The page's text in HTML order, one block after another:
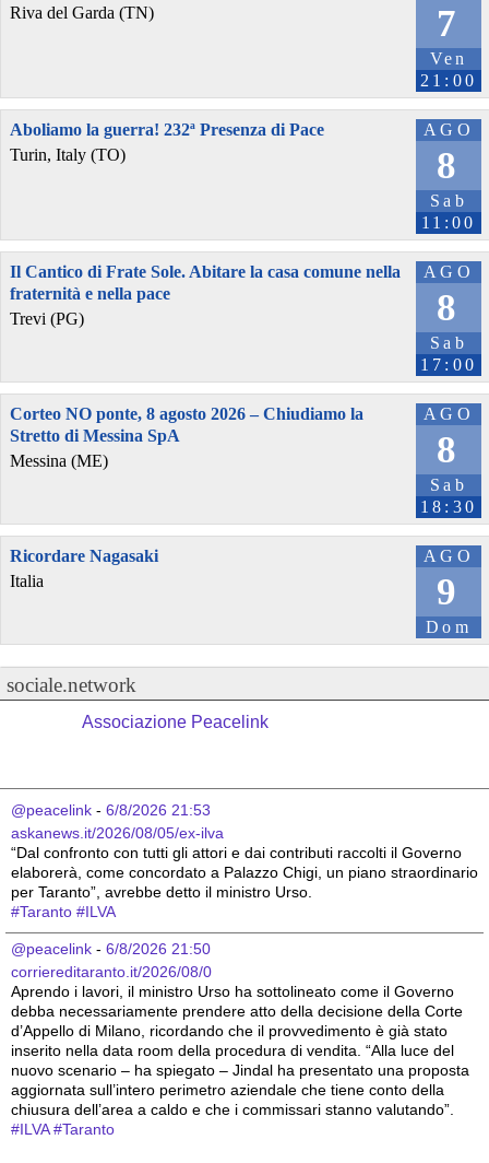
7
Ven
21:00
Riva del Garda (TN)
AGO
8
Sab
11:00
Aboliamo la guerra! 232ª Presenza di Pace
Turin, Italy (TO)
AGO
8
Sab
17:00
Il Cantico di Frate Sole. Abitare la casa comune nella
fraternità e nella pace
Trevi (PG)
AGO
8
Sab
18:30
Corteo NO ponte, 8 agosto 2026 – Chiudiamo la
Stretto di Messina SpA
Messina (ME)
AGO
9
Dom
Ricordare Nagasaki
Italia
sociale.network
Associazione Peacelink
@peacelink - 6/8/2026 21:53
askanews.it/2026/08/05/ex-ilva
“Dal confronto con tutti gli attori e dai contributi raccolti il Governo
elaborerà, come concordato a Palazzo Chigi, un piano straordinario
per Taranto”, avrebbe detto il ministro Urso.
#Taranto #ILVA
@peacelink - 6/8/2026 21:50
corriereditaranto.it/2026/08/0
Aprendo i lavori, il ministro Urso ha sottolineato come il Governo
debba necessariamente prendere atto della decisione della Corte
d’Appello di Milano, ricordando che il provvedimento è già stato
inserito nella data room della procedura di vendita. “Alla luce del
nuovo scenario – ha spiegato – Jindal ha presentato una proposta
aggiornata sull’intero perimetro aziendale che tiene conto della
chiusura dell’area a caldo e che i commissari stanno valutando”.
#ILVA #Taranto